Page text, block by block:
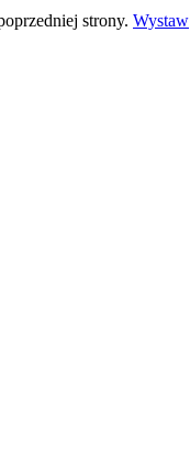
strony. Wystaw